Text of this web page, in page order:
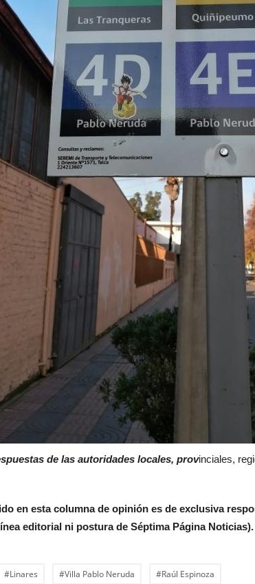
de las autoridades locales, provinciales,
en esta columna de opinión es de exclusiva
editorial ni postura de Séptima Página Noticias).
#Linares #Villa Pablo Neruda #Raúl Espinoza